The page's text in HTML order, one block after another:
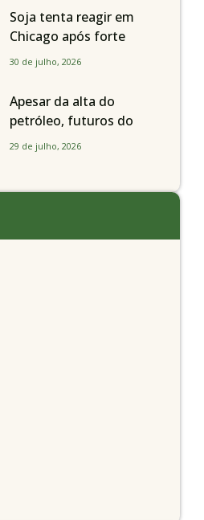
Paulo
Soja tenta reagir em
Chicago após forte
liquidação; portos
de R$ 150/sc
30 de julho, 2026
Apesar da alta do
petróleo, futuros do
milho recuam em
29 de julho, 2026